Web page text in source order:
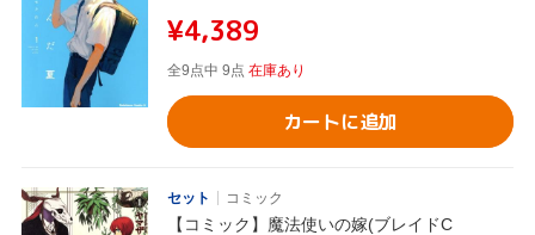
¥4,389
全9点中 9点 在庫あり
カートに追加
セット コミック
【コミック】魔法使いの嫁(ブレイドC